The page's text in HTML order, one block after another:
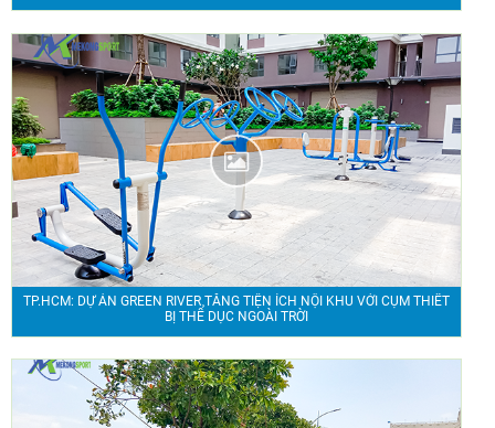
TP.HCM: DỰ ÁN GREEN RIVER TĂNG TIỆN ÍCH NỘI KHU VỚI CỤM THIẾT
BỊ THỂ DỤC NGOÀI TRỜI